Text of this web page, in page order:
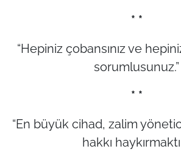
* *
“Hepiniz çobansınız ve
sorumlusunuz.”
* *
“En büyük cihad, zalim
hakkı